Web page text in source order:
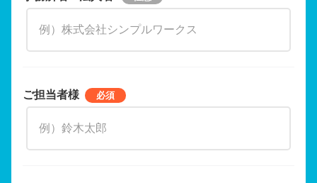
ご担当者様